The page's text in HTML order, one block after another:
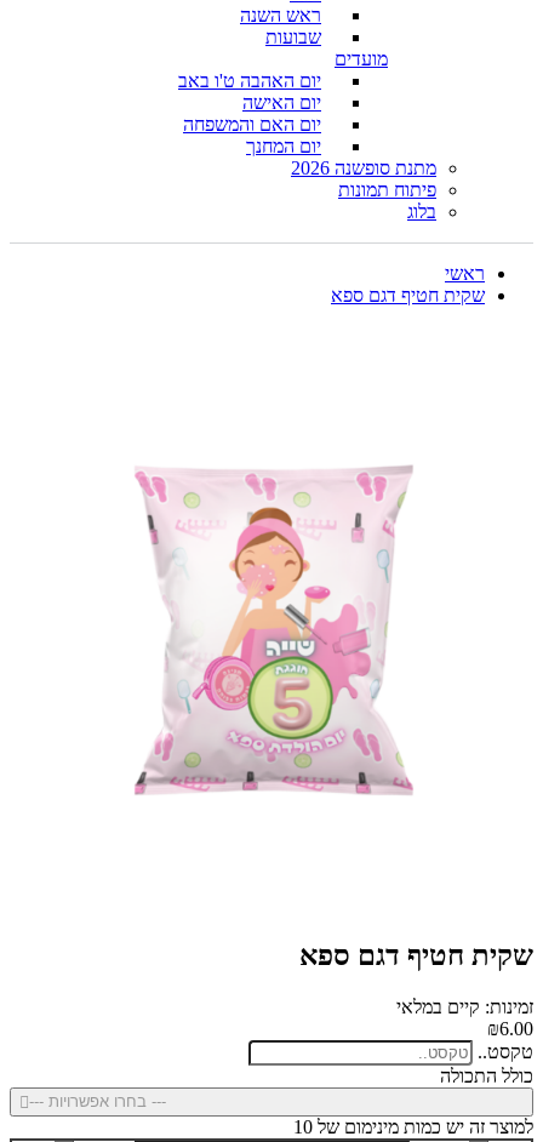
ראש השנה
שבועות
מועדים
יום האהבה ט'ו באב
יום האישה
יום האם והמשפחה
יום המחנך
מתנת סופשנה 2026
פיתוח תמונות
בלוג
ראשי
שקית חטיף דגם ספא
שקית חטיף דגם ספא
זמינות: קיים במלאי
₪6.00
טקסט..
כולל התכולה
--- בחרו אפשרויות ---
למוצר זה יש כמות מינימום של 10